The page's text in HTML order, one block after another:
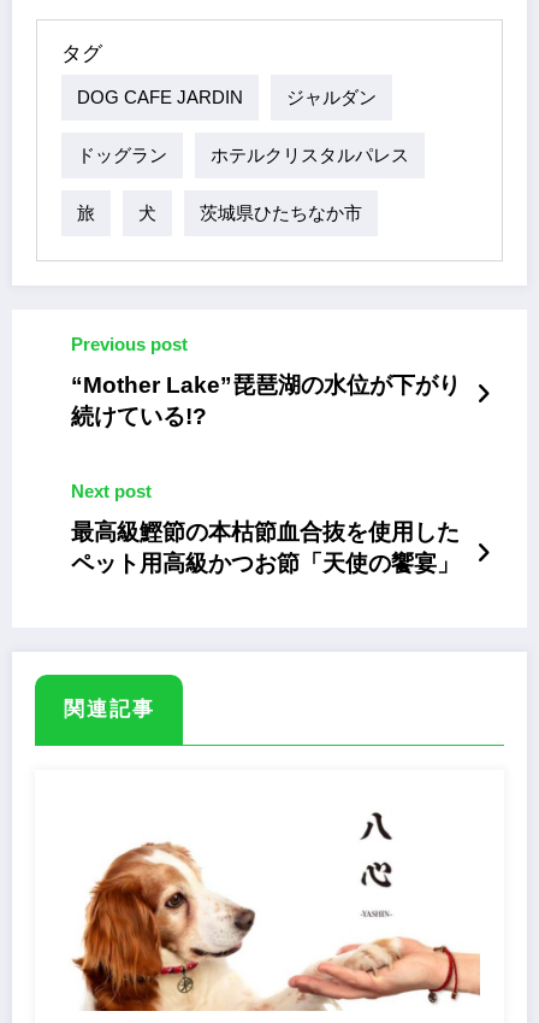
タグ
DOG CAFE JARDIN ジャルダン
ドッグラン ホテルクリスタルパレス
旅 犬 茨城県ひたちなか市
Previous post
“Mother Lake”琵琶湖の水位が下がり
続けている!?
Next post
最高級鰹節の本枯節血合抜を使用した
ペット用高級かつお節「天使の饗宴」
関連記事